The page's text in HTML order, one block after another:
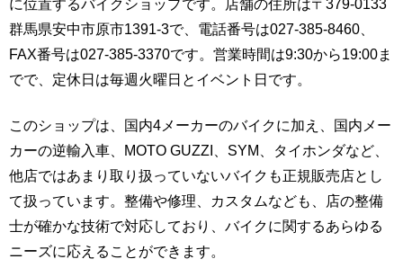
に位置するバイクショップです。店舗の住所は〒379-0133
群馬県安中市原市1391-3で、電話番号は027-385-8460、
FAX番号は027-385-3370です。営業時間は9:30から19:00ま
でで、定休日は毎週火曜日とイベント日です。
このショップは、国内4メーカーのバイクに加え、国内メー
カーの逆輸入車、MOTO GUZZI、SYM、タイホンダなど、
他店ではあまり取り扱っていないバイクも正規販売店とし
て扱っています。整備や修理、カスタムなども、店の整備
士が確かな技術で対応しており、バイクに関するあらゆる
ニーズに応えることができます。